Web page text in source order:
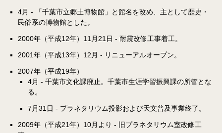
4月 - 「千葉市立郷土博物館」と館名を改め、主として歴史・
民俗系の博物館とした。
2000年（平成12年）11月21日 - 耐震改修工事着工。
2001年（平成13年）12月 - リニューアルオープン。
2007年（平成19年）
4月 - 千葉市文化課廃止。千葉市生涯学習振興課の所管とな
る。
7月31日 - プラネタリウム投影および天文普及事業終了。
2009年（平成21年）10月より - 旧プラネタリウム室改修工